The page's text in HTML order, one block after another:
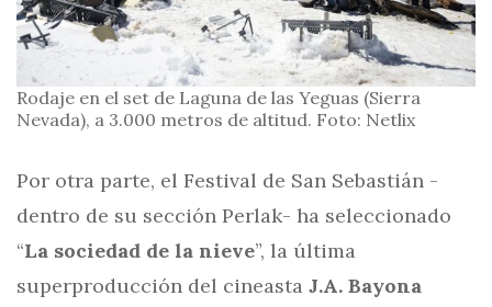
Rodaje en el set de Laguna de las Yeguas (Sierra
Nevada), a 3.000 metros de altitud. Foto: Netlix
Por otra parte, el Festival de San Sebastián -
dentro de su sección Perlak- ha seleccionado
“La sociedad de la nieve”, la última
superproducción del cineasta J.A. Bayona